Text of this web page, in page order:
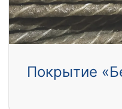
Покрытие